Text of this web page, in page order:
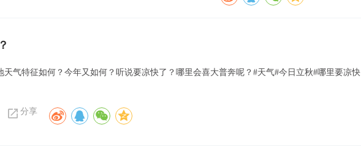
气特征如何？今年又如何？听说要凉快了？哪里会喜大普奔呢？#天气#今日立秋#哪里要凉快
分享